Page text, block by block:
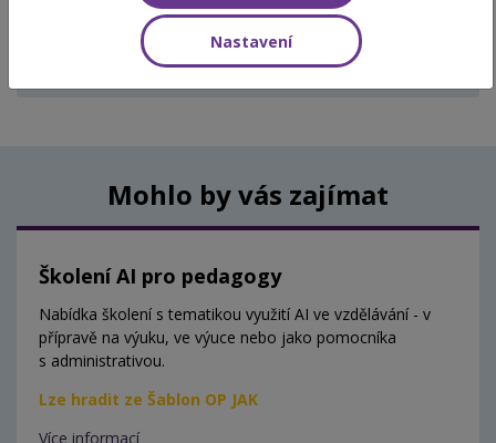
Aktuálně vypsané termíny
Aktuálně nejsou vypsány žádné termíny.
Mohlo by vás zajímat
Školení AI pro pedagogy
Nabídka školení s tematikou využití AI ve vzdělávání - v
přípravě na výuku, ve výuce nebo jako pomocníka
s administrativou.
Lze hradit ze Šablon OP JAK
Více informací
Nastavení